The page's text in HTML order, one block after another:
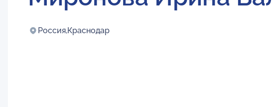
Россия,Краснодар